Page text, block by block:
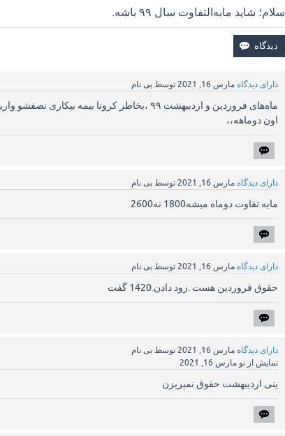
سلام؛ شاید مابه‌التفاوت سال ۹۹ باشه.
دارای دیدگاه مارس 16, 2021 توسطبی نام
ماه‌های فروردین و اردیبهشت ۹۹ ،بخاطر کرونا بیمه
اون دوماهه،،
دارای دیدگاه مارس 16, 2021 توسطبی نام
مایه تفاوت دوماه میشه1800 نه2600
دارای دیدگاه مارس 16, 2021 توسطبی نام
حقوق فروردین هست .زود دادن.1420 گفت
دارای دیدگاه مارس 16, 2021 توسطبی نام
نمایش از نو مارس 16, 2021
ینی اردیبهشت حقوق نمیریزن